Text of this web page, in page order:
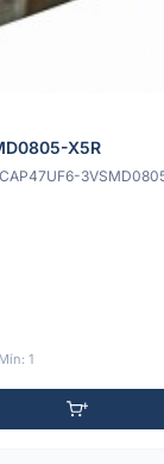
X5R
Mín: 1